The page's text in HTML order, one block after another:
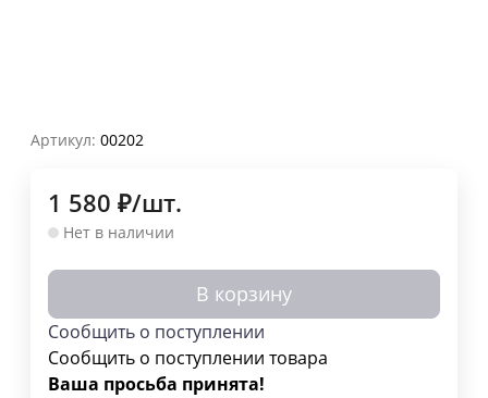
Артикул: 00202
1 580 ₽/шт.
Нет в наличии
В корзину
Сообщить о поступлении
Сообщить о поступлении товара
Ваша просьба принята!